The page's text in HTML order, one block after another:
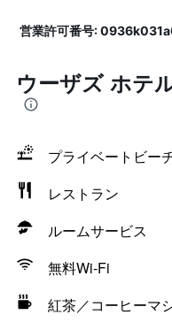
営業許可番号:
ウーザズ ホテ
プライベートビー
レストラン
ルームサービス
無料Wi-Fi
紅茶／コーヒーマ